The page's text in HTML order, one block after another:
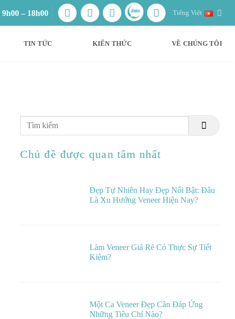
9h00 – 18h00 Tiếng Việt
TIN TỨC KIẾN THỨC VỀ CHÚNG TÔI
Chủ đề được quan tâm nhất
Đẹp Tự Nhiên Hay Đẹp Nổi Bật: Đâu
Là Xu Hướng Veneer Hiện Nay?
Làm Veneer Giá Rẻ Có Thực Sự Tiết
Kiệm?
Một Ca Veneer Đẹp Cần Đáp Ứng
Những Tiêu Chí Nào?